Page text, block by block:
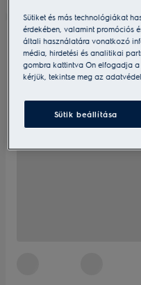
Sütiket és más technológiákat
érdekében, valamint promóciós
általi használatára vonatkozó
média, hirdetési és analitikai
gombra kattintva Ön elfogadja
kérjük, tekintse meg az
Sütik beállítása